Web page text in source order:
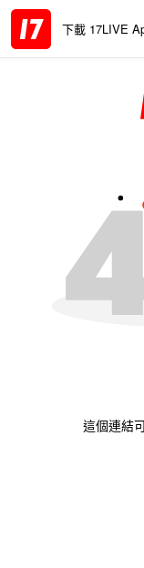
下載 17LIVE
這個連結